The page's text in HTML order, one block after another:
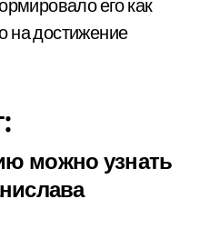
его как
на достижение
можно узнать